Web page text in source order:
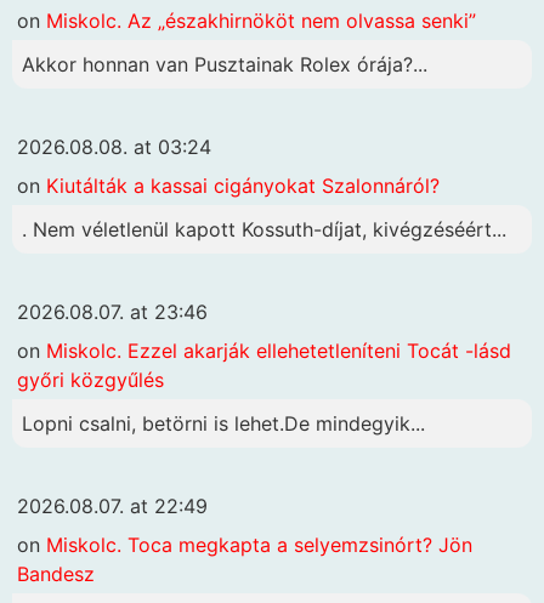
on Miskolc. Az „északhirnököt nem olvassa senki”
Akkor honnan van Pusztainak Rolex órája?...
2026.08.08. at 03:24
on Kiutálták a kassai cigányokat Szalonnáról?
. Nem véletlenül kapott Kossuth-díjat, kivégzéséért...
2026.08.07. at 23:46
on Miskolc. Ezzel akarják ellehetetleníteni Tocát -lásd
győri közgyűlés
Lopni csalni, betörni is lehet.De mindegyik...
2026.08.07. at 22:49
on Miskolc. Toca megkapta a selyemzsinórt? Jön
Bandesz